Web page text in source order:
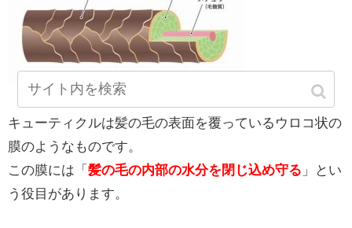
キューティクルは髪の毛の表面を覆っているウロコ状の
膜のようなものです。
この膜には「 髪の毛の内部の水分を閉じ込め守る 」とい
う役目があります。